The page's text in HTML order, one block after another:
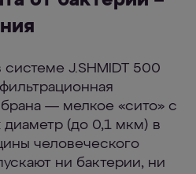
J.SHMIDT 500
— мелкое «сито» с
(до 0,1 мкм) в
человеческого
ни бактерии, ни